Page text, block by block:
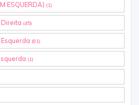
ESQUERDA) (1)
(45)
(81)
(1)